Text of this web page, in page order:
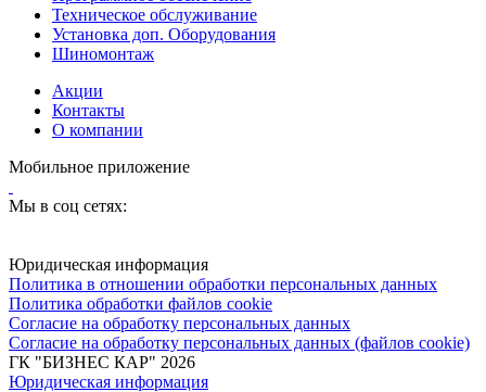
Техническое обслуживание
Установка доп. Оборудования
Шиномонтаж
Акции
Контакты
О компании
Мобильное приложение
Мы в соц сетях:
Юридическая информация
Политика в отношении обработки персональных данных
Политика обработки файлов cookie
Согласие на обработку персональных данных
Согласие на обработку персональных данных (файлов cookie)
ГК "БИЗНЕС КАР" 2026
Юридическая информация